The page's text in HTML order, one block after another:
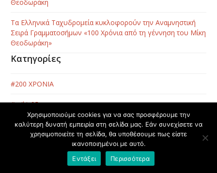
Θεοδωράκη
Τα Ελληνικά Ταχυδρομεία κυκλοφορούν την Αναμνηστική
Σειρά Γραμματοσήμων «100 Χρόνια από τη γέννηση του Μίκη
Θεοδωράκη»
Κατηγορίες
#200 ΧΡΟΝΙΑ
#mikis95
#Εκδημία Μίκη Θεοδωράκη
#Μάχη της Κρήτης
Χρησιμοποιούμε cookies για να σας προσφέρουμε την
καλύτερη δυνατή εμπειρία στη σελίδα μας. Εάν συνεχίσετε να
χρησιμοποιείτε τη σελίδα, θα υποθέσουμε πως είστε
ικανοποιημένοι με αυτό.
Εντάξει
Περισσότερα